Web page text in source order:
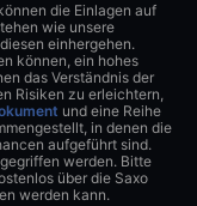
die Einlagen auf
wie unsere
einhergehen.
können, ein hohes
das Verständnis der
Risiken zu erleichtern,
und eine Reihe
in denen die
aufgeführt sind.
werden. Bitte
über die Saxo
werden kann.